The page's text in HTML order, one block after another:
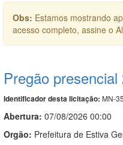
Obs: Estamos mostrando
acesso completo, assine o
Pregão
Identificador desta licitação: MN-
Abertura: 07/08/2026 00:00
Orgão: Prefeitura de Estiva